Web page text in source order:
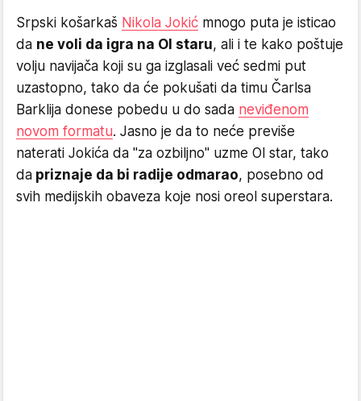
Srpski košarkaš Nikola Jokić mnogo puta je isticao
da ne voli da igra na Ol staru, ali i te kako poštuje
volju navijača koji su ga izglasali već sedmi put
uzastopno, tako da će pokušati da timu Čarlsa
Barklija donese pobedu u do sada neviđenom
novom formatu. Jasno je da to neće previše
naterati Jokića da "za ozbiljno" uzme Ol star, tako
da priznaje da bi radije odmarao, posebno od
svih medijskih obaveza koje nosi oreol superstara.